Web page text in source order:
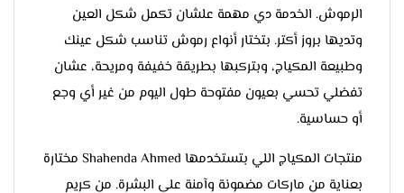
الرموش. الخدمة دي مهمة علشان تكمل شكل العين
وتديها بروز أكتر. بتختار أنواع رموش تناسب شكل عينك
وطبيعة المكياج، وبتركبها بطريقة خفيفة ومريحة، عشان
تفضلي تحسي بعيون مفتوحة طول اليوم من غير أي وجع
أو حساسية.
منتجات المكياج اللي بتستخدمها Shahenda Ahmed مختارة
بعناية من ماركات مضمونة وآمنة على البشرة. من كريم